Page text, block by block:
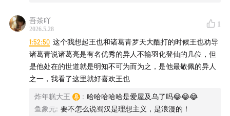
吾茶吖
2026.5.28
1
1:52:50 这个我想起王也和诸葛青罗天大醮打的时候王也劝导
诸葛青说诸葛亮是有名优秀的异人不输羽化登仙的几位，但
是他处在的世道就是明知不可为而为之，是他最敬佩的异人
之一，我看了这里就好喜欢王也
炸年糕大王 : 哈哈哈哈哈是爱屋及乌了吗😂😂😂
鱼象元: 要不怎么说蜀汉是理想主义，是浪漫的！